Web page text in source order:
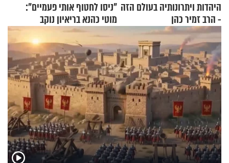
היהדות ויתרונותיה בעולם הזה
- הרב זמיר כהן
"ניסו לחטוף אותי פעמיים":
מוטי כהנא בריאיון נוקב